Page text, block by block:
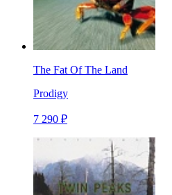
The Fat Of The Land
Prodigy
7 290 ₽